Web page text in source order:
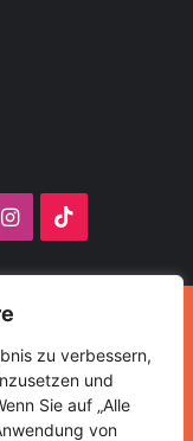
zu verbessern,
und
Sie auf „Alle
von
Instagram
Muhabirce
Bir Ömür